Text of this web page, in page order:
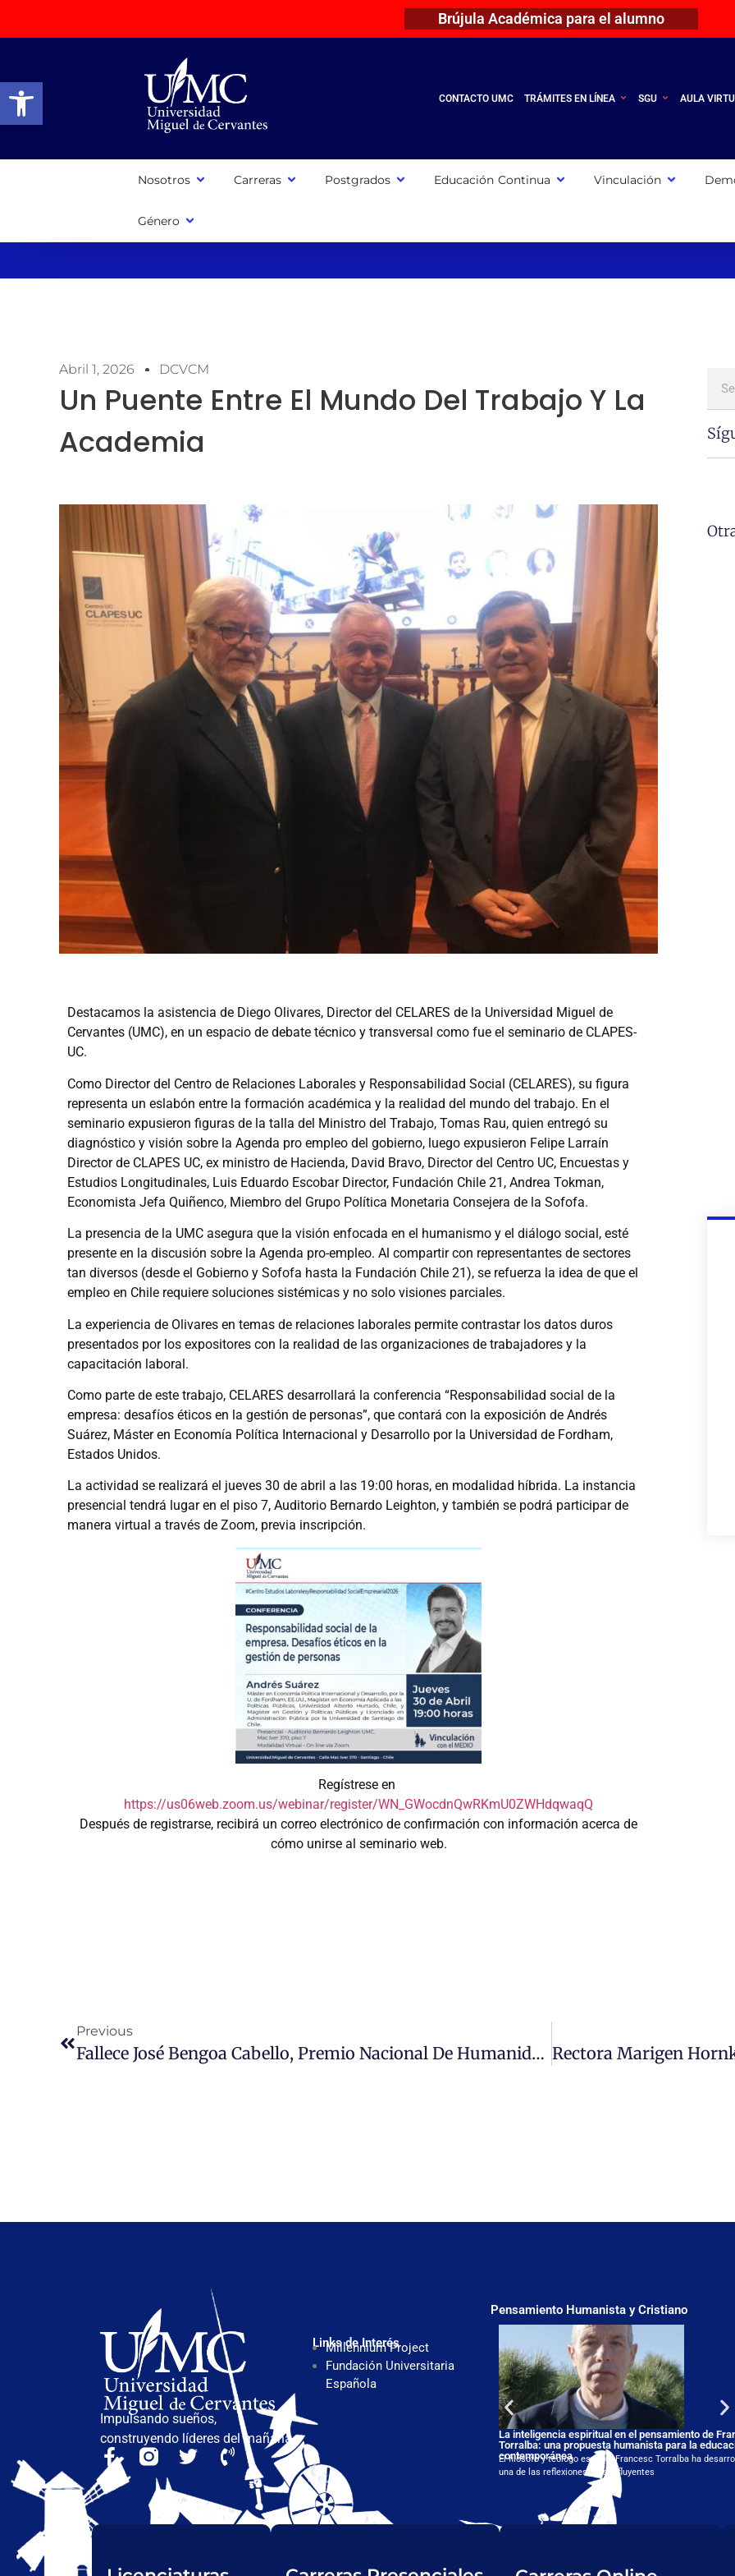
Abrir barra de herramientas
Brújula Académica para el alumno
CONTACTO UMC TRÁMITES EN LÍNEA SGU AULA
Nosotros Carreras Postgrados Educación Continua Vinculación
Género
Abril 1, 2026 DCVCM
Un Puente Entre El Mundo Del Trabajo Y La
Academia
Destacamos la asistencia de Diego Olivares, Director del CELARES de la Universidad Miguel de
Cervantes (UMC), en un espacio de debate técnico y transversal como fue el seminario de CLAPES-
UC.
Como Director del Centro de Relaciones Laborales y Responsabilidad Social (CELARES), su figura
representa un eslabón entre la formación académica y la realidad del mundo del trabajo. En el
seminario expusieron figuras de la talla del Ministro del Trabajo, Tomas Rau, quien entregó su
diagnóstico y visión sobre la Agenda pro empleo del gobierno, luego expusieron Felipe Larraín
Director de CLAPES UC, ex ministro de Hacienda, David Bravo, Director del Centro UC, Encuestas y
Estudios Longitudinales, Luis Eduardo Escobar Director, Fundación Chile 21, Andrea Tokman,
Economista Jefa Quiñenco, Miembro del Grupo Política Monetaria Consejera de la Sofofa.
La presencia de la UMC asegura que la visión enfocada en el humanismo y el diálogo social, esté
presente en la discusión sobre la Agenda pro-empleo. Al compartir con representantes de sectores
tan diversos (desde el Gobierno y Sofofa hasta la Fundación Chile 21), se refuerza la idea de que el
empleo en Chile requiere soluciones sistémicas y no solo visiones parciales.
La experiencia de Olivares en temas de relaciones laborales permite contrastar los datos duros
presentados por los expositores con la realidad de las organizaciones de trabajadores y la
capacitación laboral.
Como parte de este trabajo, CELARES desarrollará la conferencia “Responsabilidad social de la
empresa: desafíos éticos en la gestión de personas”, que contará con la exposición de Andrés
Suárez, Máster en Economía Política Internacional y Desarrollo por la Universidad de Fordham,
Estados Unidos.
La actividad se realizará el jueves 30 de abril a las 19:00 horas, en modalidad híbrida. La instancia
presencial tendrá lugar en el piso 7, Auditorio Bernardo Leighton, y también se podrá participar de
manera virtual a través de Zoom, previa inscripción.
Regístrese en
https://us06web.zoom.us/webinar/register/WN_ GWocdnQwRKmU0ZWHdqwaqQ
Después de registrarse, recibirá un correo electrónico de confirmación con información acerca de
cómo unirse al seminario web.
Previous
Fallece José Bengoa Cabello, Premio Nacional De Humanidades Y Ciencias Sociales
Impulsando sueños,
construyendo líderes del mañana.
Links de Interés
Millennium Project
Fundación Universitaria
Española
Pensamiento Humanista y Cristiano
La inteligencia espiritual en el pensamiento de
Torralba: una propuesta humanista para la
contemporánea
El filósofo y teólogo español Francesc Torralba ha
una de las reflexiones más influyentes